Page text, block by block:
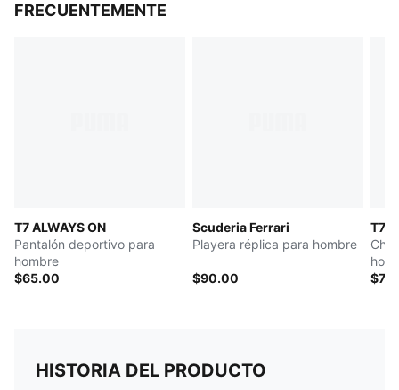
FRECUENTEMENTE
T7 ALWAYS ON
Pantalón deportivo para
hombre
$65.00
Scuderia Ferrari
Playera réplica para hombre
$90.00
T7
HISTORIA DEL PRODUCTO